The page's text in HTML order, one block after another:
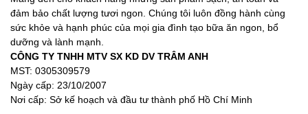
phải các vấn đề về khí huyết. Chức năng lưu thông máu
sẽ bắt đầu suy giảm. Khi đó, khả năng vận chuyển oxy,
các dưỡng chất đến cơ quan đầu não cũng ít nhiều bị
ảnh hưởng. Các trường hợp này có thể sử dụng nấm
đùi gà baby để cải thiện tình trạng sức khỏe. Nấm có
tác dụng đẩy nhanh tốc độ đào thải các độc tố ra khỏi
cơ thể, làm giảm áp lực cho máu.
đảm bảo chất lượng tươi ngon. Chúng tôi luôn đồng hành cùng
sức khỏe và hạnh phúc của mọi gia đình tạo bữa ăn ngon, bổ
dưỡng và lành mạnh.
CÔNG TY TNHH MTV SX KD DV TRÂM ANH
MST: 0305309579
Ngày cấp: 23/10/2007
Nơi cấp: Sở kế hoạch và đầu tư thành phố Hồ Chí Minh